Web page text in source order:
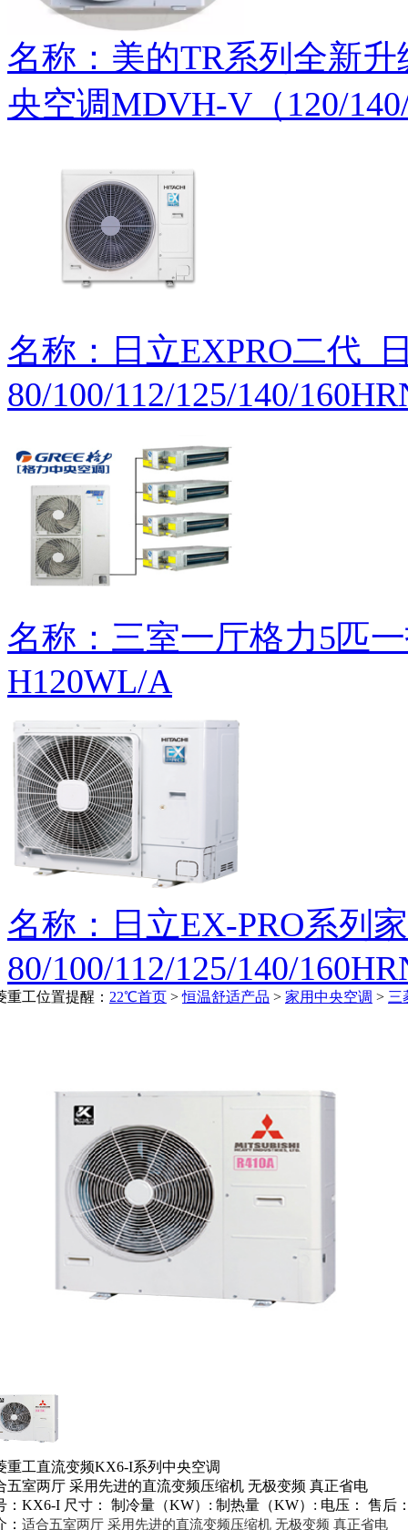
名称：美的TR系列全新
央空调MDVH-V（120/
名称：日立EXPRO二代_
80/100/112/125/140/
名称：三室一厅格力5匹
H120WL/A
名称：日立EX-PRO系列
80/100/112/125/140/
重工位置提醒： 22℃首页 >恒温舒适产品 > 家用中央空调 > 三
重工直流变频KX6-I系列中央空调
五室两厅 采用先进的直流变频压缩机 无极变频 真正省电
：KX6-I 尺寸： 制冷量（KW）: 制热量（KW）: 电压：
售后
： 适合五室两厅 采用先进的直流变频压缩机 无极变频 真正省电